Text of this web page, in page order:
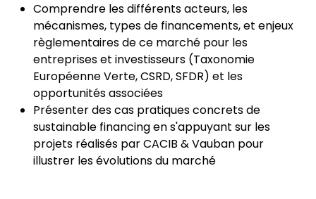
Comprendre les différents acteurs, les
mécanismes, types de financements, et enjeux
règlementaires de ce marché pour les
entreprises et investisseurs (Taxonomie
Européenne Verte, CSRD, SFDR) et les
opportunités associées
Présenter des cas pratiques concrets de
sustainable financing en s'appuyant sur les
projets réalisés par CACIB & Vauban pour
illustrer les évolutions du marché